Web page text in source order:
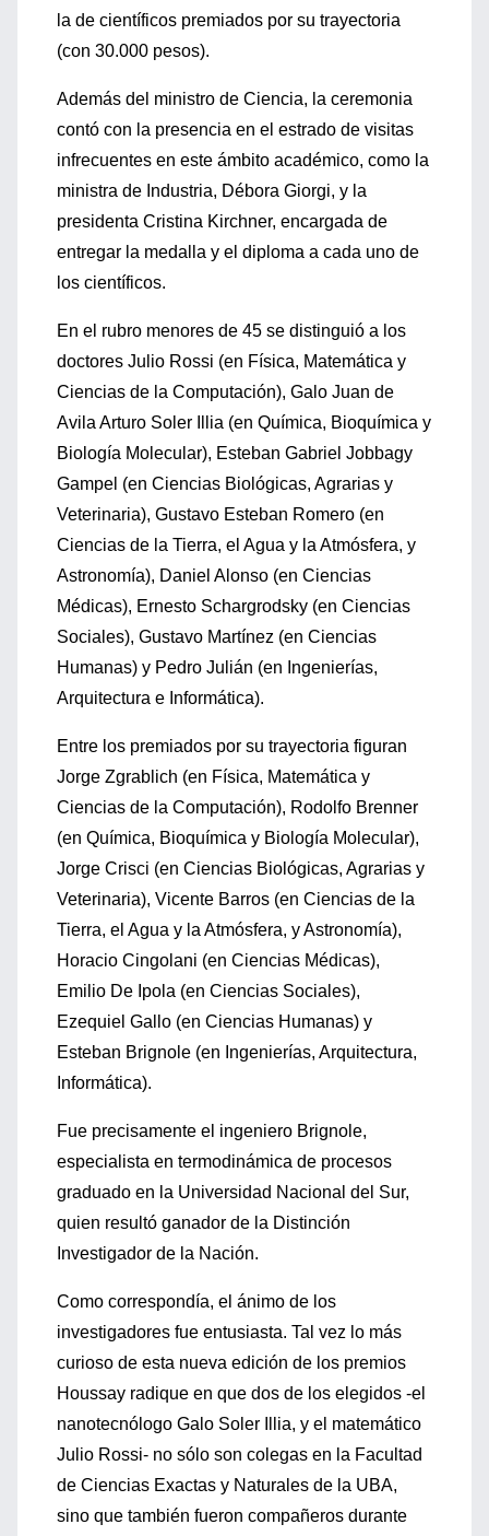
la de científicos premiados por su trayectoria
(con 30.000 pesos).
Además del ministro de Ciencia, la ceremonia
contó con la presencia en el estrado de visitas
infrecuentes en este ámbito académico, como la
ministra de Industria, Débora Giorgi, y la
presidenta Cristina Kirchner, encargada de
entregar la medalla y el diploma a cada uno de
los científicos.
En el rubro menores de 45 se distinguió a los
doctores Julio Rossi (en Física, Matemática y
Ciencias de la Computación), Galo Juan de
Avila Arturo Soler Illia (en Química, Bioquímica y
Biología Molecular), Esteban Gabriel Jobbagy
Gampel (en Ciencias Biológicas, Agrarias y
Veterinaria), Gustavo Esteban Romero (en
Ciencias de la Tierra, el Agua y la Atmósfera, y
Astronomía), Daniel Alonso (en Ciencias
Médicas), Ernesto Schargrodsky (en Ciencias
Sociales), Gustavo Martínez (en Ciencias
Humanas) y Pedro Julián (en Ingenierías,
Arquitectura e Informática).
Entre los premiados por su trayectoria figuran
Jorge Zgrablich (en Física, Matemática y
Ciencias de la Computación), Rodolfo Brenner
(en Química, Bioquímica y Biología Molecular),
Jorge Crisci (en Ciencias Biológicas, Agrarias y
Veterinaria), Vicente Barros (en Ciencias de la
Tierra, el Agua y la Atmósfera, y Astronomía),
Horacio Cingolani (en Ciencias Médicas),
Emilio De Ipola (en Ciencias Sociales),
Ezequiel Gallo (en Ciencias Humanas) y
Esteban Brignole (en Ingenierías, Arquitectura,
Informática).
Fue precisamente el ingeniero Brignole,
especialista en termodinámica de procesos
graduado en la Universidad Nacional del Sur,
quien resultó ganador de la Distinción
Investigador de la Nación.
Como correspondía, el ánimo de los
investigadores fue entusiasta. Tal vez lo más
curioso de esta nueva edición de los premios
Houssay radique en que dos de los elegidos -el
nanotecnólogo Galo Soler Illia, y el matemático
Julio Rossi- no sólo son colegas en la Facultad
de Ciencias Exactas y Naturales de la UBA,
sino que también fueron compañeros durante